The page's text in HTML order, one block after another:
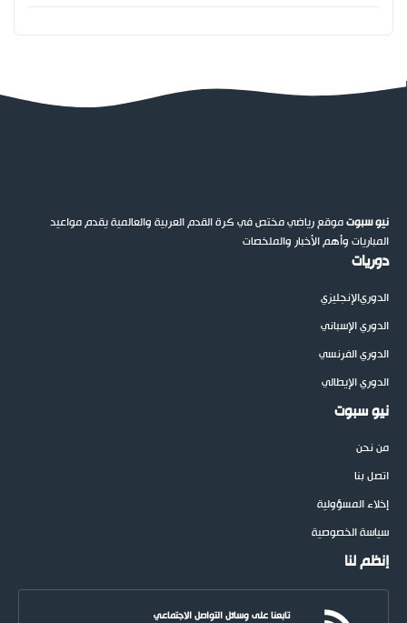
نيو سبوتموقع رياضي مختص في كرة القدم العربية والعالمية يقدم مواعيد
المباريات وأهم الأخبار والملخصات
دوريات
الدوريالإنجليزي
الدوري الإسباني
الدوري الفرنسي
الدوري الإيطالي
نيو سبوت
من نحن
اتصل بنا
إخلاء المسؤولية
سياسة الخصوصية
إنظم لنا
تابعنا على وسائل التواصل الاجتماعي